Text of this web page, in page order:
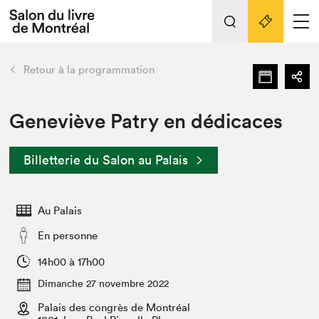
Espace médias
Espace exposant⋅e⋅s
Tout sur l'édition 2022
Actualités
Vidéos et Balados
Club de lecture Braindate
retour Nos activités
Édition 2022
Nous connaître
Projets partenaires 2022
Archives
Liens pratiques
Retour à la programmation
Geneviève Patry en dédicaces
Billetterie du Salon au Palais
Au Palais
En personne
14h00 à 17h00
Dimanche 27 novembre 2022
Palais des congrès de Montréal